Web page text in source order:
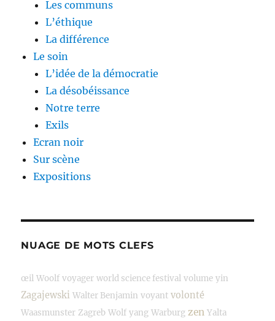
Les communs
L’éthique
La différence
Le soin
L’idée de la démocratie
La désobéissance
Notre terre
Exils
Ecran noir
Sur scène
Expositions
NUAGE DE MOTS CLEFS
œil Woolf voyager world science festival volume yin
Zagajewski Walter Benjamin voyant volonté
Waasmunster Zagreb Wolf yang Warburg zen Yalta